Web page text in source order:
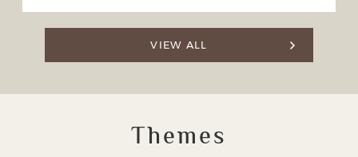
VIEW ALL
Themes